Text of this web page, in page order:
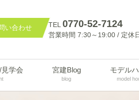
い合わせ TEL 0770-52-7124
営業時間 7:30～19:00 / 定休
学会 宮建Blog
blog
モデル
model